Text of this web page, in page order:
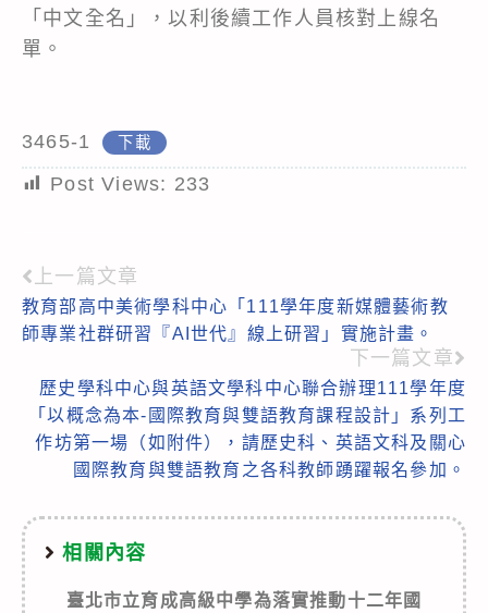
「中文全名」，以利後續工作人員核對上線名
單。
3465-1 下載
Post Views: 233
Read
more
上一篇文章
教育部高中美術學科中心「111學年度新媒體藝術教
師專業社群研習『AI世代』線上研習」實施計畫。
下一篇文章
歷史學科中心與英語文學科中心聯合辦理111學年度
「以概念為本-國際教育與雙語教育課程設計」系列工
作坊第一場（如附件），請歷史科、英語文科及關心
國際教育與雙語教育之各科教師踴躍報名參加。
相關內容
臺北市立育成高級中學為落實推動十二年國